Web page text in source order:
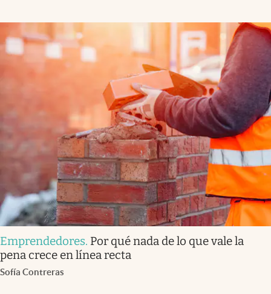
Emprendedores. Por qué nada de lo que vale la
pena crece en línea recta
Sofía Contreras